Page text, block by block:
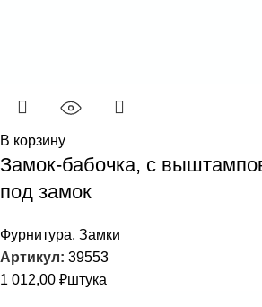
В корзину
Замок-бабочка, с
под замок
Фурнитура, Замки
Артикул: 39553
1 012,00 ₽штука